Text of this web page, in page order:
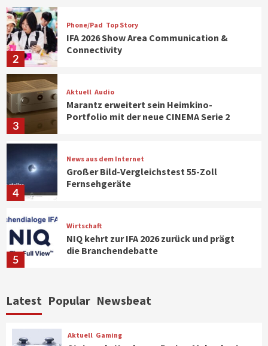
2
Phone/Pad Top Story
IFA 2026 Show Area Communication &
Connectivity
3
Aktuell Audio
Marantz erweitert sein Heimkino-
Portfolio mit der neue CINEMA Serie 2
4
News aus dem Internet
Großer Bild-Vergleichstest 55-Zoll
Fernsehgeräte
5
Wirtschaft
NIQ kehrt zur IFA 2026 zurück und prägt
die Branchendebatte
6
CHERRY baut Vertriebsteam in
Latest Popular Newsbeat
Aktuell Gaming